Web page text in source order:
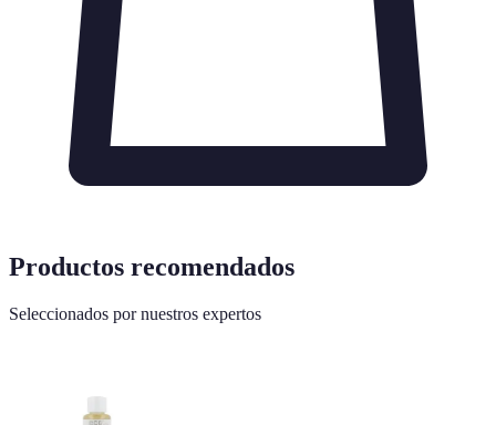
Productos recomendados
Seleccionados por nuestros expertos